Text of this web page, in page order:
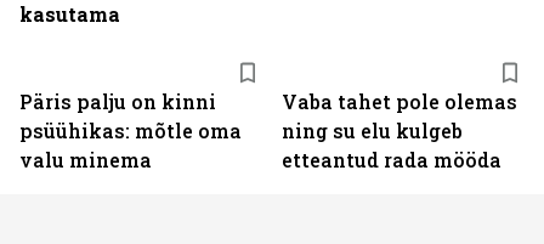
kasutama
Päris palju on kinni
psüühikas: mõtle oma
valu minema
Vaba tahet pole olemas
ning su elu kulgeb
etteantud rada mööda